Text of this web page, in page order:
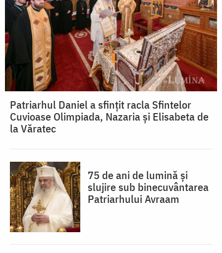
Patriarhul Daniel a sfințit racla Sfintelor
Cuvioase Olimpiada, Nazaria și Elisabeta de
la Văratec
75 de ani de lumină și
slujire sub binecuvântarea
Patriarhului Avraam